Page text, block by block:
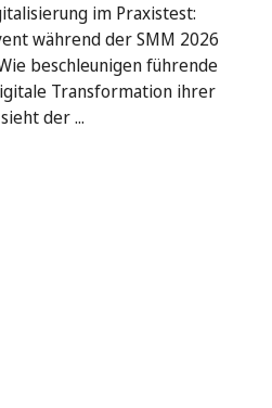
im Praxistest:
während der SMM 2026
beschleunigen führende
Transformation ihrer
der ...